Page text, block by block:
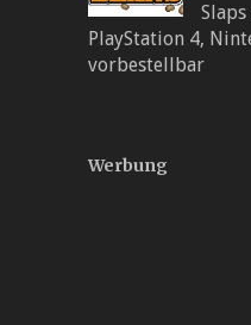
PlayStation 4,
vorbestellbar
Werbung